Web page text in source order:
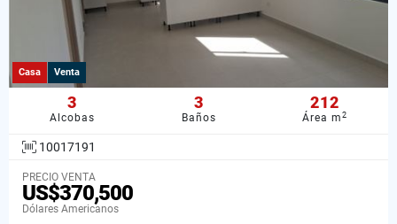
Casa Venta
3
Alcobas
3
Baños
212
Área m2
10017191
PRECIO VENTA
US$370,500
Dólares Americanos